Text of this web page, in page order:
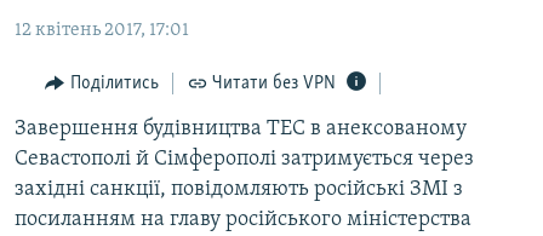
основної
Перейти
пошуку
БЛОГИ
ПОГЛЯД
ІНТЕРВ'Ю
СПЕЦПРОЕКТИ
12 квітень 2017, 17:01
Поділитись Читати без VPN
Завершення будівництва ТЕC в анексованому
Севастополі й Сімферополі затримується через
західні санкції, повідомляють російські ЗМІ з
посиланням на главу російського міністерства